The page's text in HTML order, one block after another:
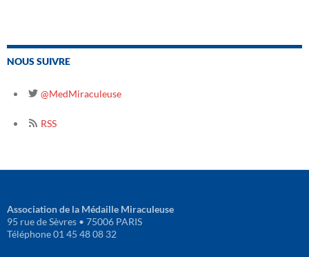
NOUS SUIVRE
@MedMiraculeuse
RSS
Association de la Médaille Miraculeuse
95 rue de Sèvres • 75006 PARIS
Téléphone 01 45 48 08 32